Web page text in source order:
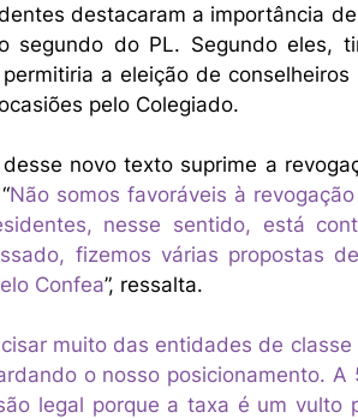
destacaram a importância
segundo do PL. Segundo eles,
a eleição de conselheiros
pelo Colegiado.
novo texto suprime a
Não somos favoráveis à
nesse sentido, está
fizemos várias propostas
Confea”, ressalta.
muito das entidades de
o nosso posicionamento. A
legal porque a taxa é um vulto